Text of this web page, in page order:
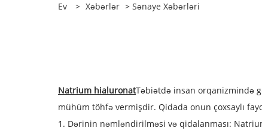
Ev > Xəbərlər > Sənaye Xəbərləri
Natrium hialuronatTəbiətdə insan orqanizmində
mühüm töhfə vermişdir. Qidada onun çoxsaylı
1. Dərinin nəmləndirilməsi və qidalanması: